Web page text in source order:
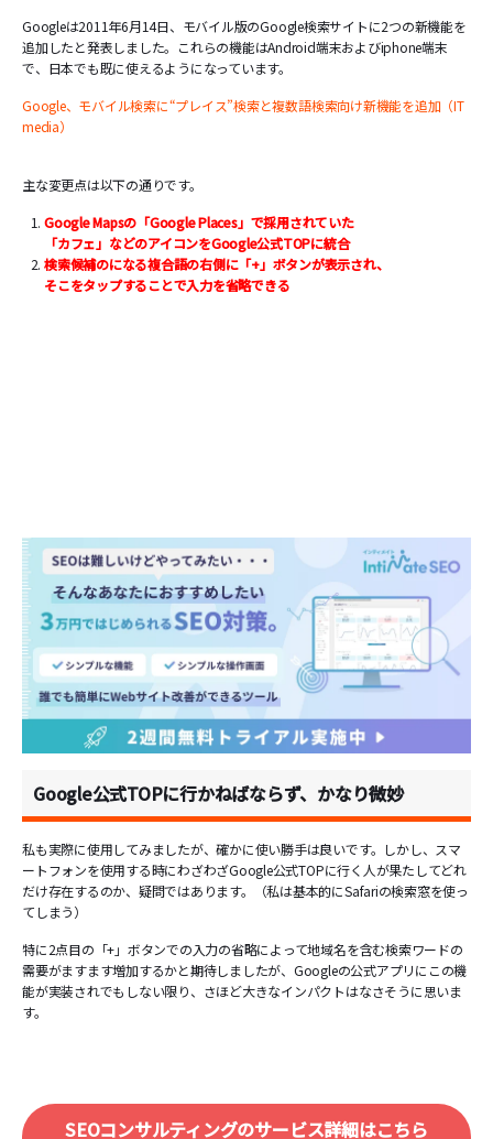
Googleは2011年6月14日、モバイル版のGoogle検索サイトに2つの新機能を
追加したと発表しました。これらの機能はAndroid端末およびiphone端末
で、日本でも既に使えるようになっています。
Google、モバイル検索に“プレイス”検索と複数語検索向け新機能を追加（IT
media）
主な変更点は以下の通りです。
Google Mapsの「Google Places」で採用されていた
「カフェ」などのアイコンをGoogle公式TOPに統合
検索候補のになる複合語の右側に「+」ボタンが表示され、
そこをタップすることで入力を省略できる
Google公式TOPに行かねばならず、かなり微妙
私も実際に使用してみましたが、確かに使い勝手は良いです。しかし、スマ
ートフォンを使用する時にわざわざGoogle公式TOPに行く人が果たしてどれ
だけ存在するのか、疑問ではあります。（私は基本的にSafariの検索窓を使っ
てしまう）
特に2点目の「+」ボタンでの入力の省略によって地域名を含む検索ワードの
需要がますます増加するかと期待しましたが、Googleの公式アプリにこの機
能が実装されでもしない限り、さほど大きなインパクトはなさそうに思いま
す。
SEOコンサルティングのサービス詳細はこちら